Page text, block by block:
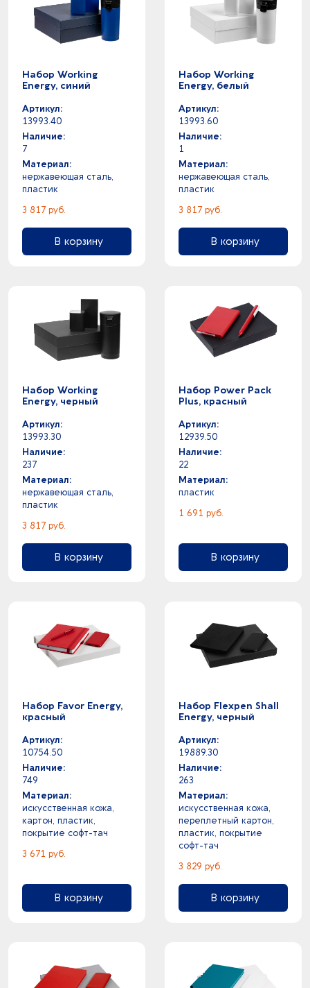
Набор Working
Energy, синий
Артикул:
13993.40
Наличие:
7
Материал:
нержавеющая сталь,
пластик
3 817 руб.
В корзину
Набор Working
Energy, белый
Артикул:
13993.60
Наличие:
1
Материал:
нержавеющая сталь,
пластик
3 817 руб.
В корзину
Набор Working
Energy, черный
Артикул:
13993.30
Наличие:
237
Материал:
нержавеющая сталь,
пластик
3 817 руб.
В корзину
Набор Power Pack
Plus, красный
Артикул:
12939.50
Наличие:
22
Материал:
пластик
1 691 руб.
В корзину
Набор Favor Energy,
красный
Артикул:
10754.50
Наличие:
749
Материал:
искусственная кожа,
картон, пластик,
покрытие софт-тач
3 671 руб.
В корзину
Набор Flexpen Shall
Energy, черный
Артикул:
19889.30
Наличие:
263
Материал:
искусственная кожа,
переплетный картон,
пластик, покрытие
софт-тач
3 829 руб.
В корзину